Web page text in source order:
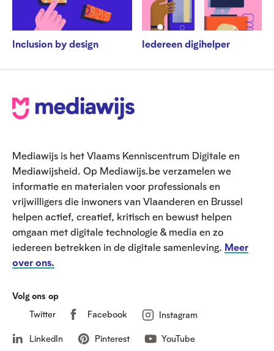
Inclusion by design Iedereen digihelper
V
o
e
t
Mediawijs is het Vlaams Kenniscentrum Digitale en
Mediawijsheid. Op Mediawijs.be verzamelen we
informatie en materialen voor professionals en
vrijwilligers die inwoners van Vlaanderen en Brussel
helpen actief, creatief, kritisch en bewust helpen
omgaan met digitale technologie & media en zo
iedereen betrekken in de digitale samenleving. Meer
over ons.
Volg ons op
Twitter
Facebook Instagram
LinkedIn Pinterest YouTube